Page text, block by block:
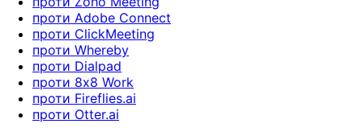
проти Adobe Connect
проти ClickMeeting
проти Whereby
проти Dialpad
проти 8x8 Work
проти Fireflies.ai
проти Otter.ai